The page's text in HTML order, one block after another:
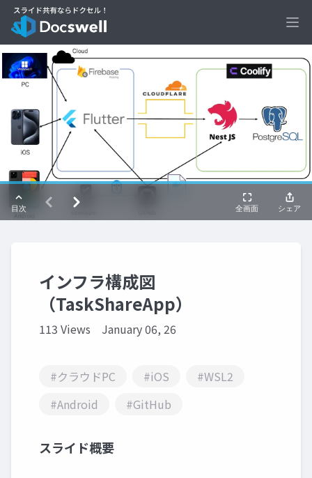
インフラ構成図
（TaskShareApp）
113 Views January 06, 26
#クラウドPC #iOS
#WSL2
#Android
#GitHub
スライド概要